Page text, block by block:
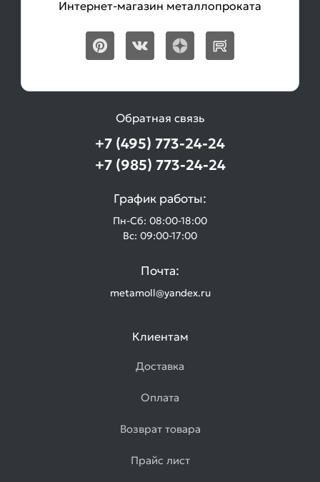
Интернет-магазин металлопроката
Обратная связь
+7 (495) 773-24-24
+7 (985) 773-24-24
График работы:
Пн-Сб: 08:00-18:00
Вс: 09:00-17:00
Почта:
metamoll@yandex.ru
Клиентам
Доставка
Оплата
Возврат товара
Прайс лист